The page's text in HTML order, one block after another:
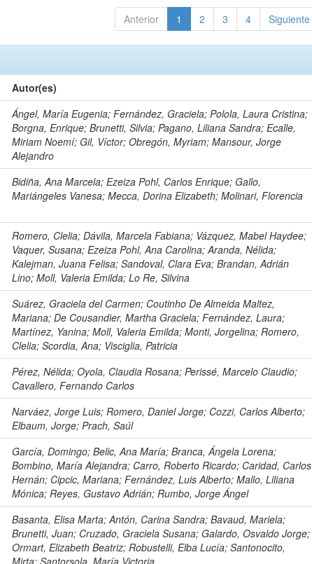
Anterior 1 2 3 4 Siguiente
Autor(es)
Ángel, María Eugenia; Fernández, Graciela; Polola, Laura Cristina;
Borgna, Enrique; Brunetti, Silvia; Pagano, Liliana Sandra; Ecalle,
Miriam Noemí; Gil, Víctor; Obregón, Myriam; Mansour, Jorge
Alejandro
Bidiña, Ana Marcela; Ezeiza Pohl, Carlos Enrique; Gallo,
Mariángeles Vanesa; Mecca, Dorina Elizabeth; Molinari, Florencia
Romero, Clelia; Dávila, Marcela Fabiana; Vázquez, Mabel Haydee;
Vaquer, Susana; Ezeiza Pohl, Ana Carolina; Aranda, Nélida;
Kalejman, Juana Felisa; Sandoval, Clara Eva; Brandan, Adrián
Lino; Moll, Valeria Emilda; Lo Re, Silvina
Suárez, Graciela del Carmen; Coutinho De Almeida Maltez,
Mariana; De Cousandier, Martha Graciela; Fernández, Laura;
Martínez, Yanina; Moll, Valeria Emilda; Monti, Jorgelina; Romero,
Clelia; Scordia, Ana; Visciglia, Patricia
Pérez, Nélida; Oyola, Claudia Rosana; Perissé, Marcelo Claudio;
Cavallero, Fernando Carlos
Narváez, Jorge Luis; Romero, Daniel Jorge; Cozzi, Carlos Alberto;
Elbaum, Jorge; Prach, Saúl
García, Domingo; Belic, Ana María; Branca, Ángela Lorena;
Bombino, María Alejandra; Carro, Roberto Ricardo; Caridad, Carlos
Hernán; Cipcic, Mariana; Fernández, Luis Alberto; Mallo, Liliana
Mónica; Reyes, Gustavo Adrián; Rumbo, Jorge Ángel
Basanta, Elisa Marta; Antón, Carina Sandra; Bavaud, Mariela;
Brunetti, Juan; Cruzado, Graciela Susana; Galardo, Osvaldo Jorge;
Ormart, Elizabeth Beatriz; Robustelli, Elba Lucía; Santonocito,
Mirta; Santorsola, María Victoria